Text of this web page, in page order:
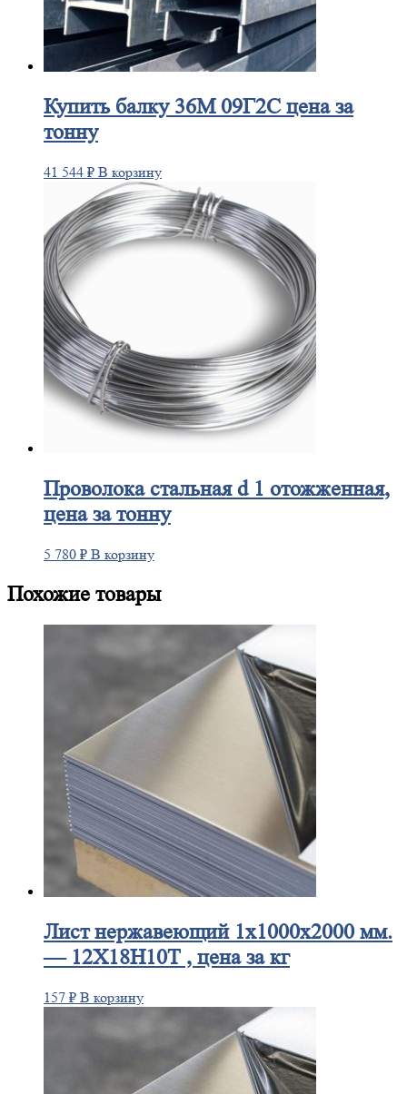
Купитьбалку 36М 09Г2С цена за
тонну
41 544 ₽ В корзину
Проволокастальная d 1 отожженная,
цена за тонну
5 780 ₽ В корзину
Похожие товары
Листнержавеющий 1x1000x2000 мм.
— 12Х18Н10Т , цена за кг
157 ₽ В корзину